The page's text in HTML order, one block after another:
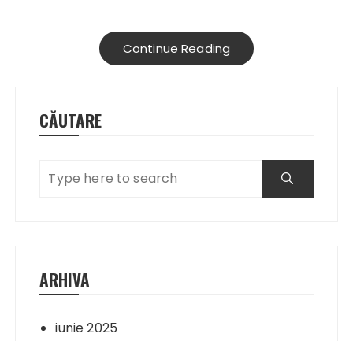
Continue Reading
CĂUTARE
ARHIVA
iunie 2025